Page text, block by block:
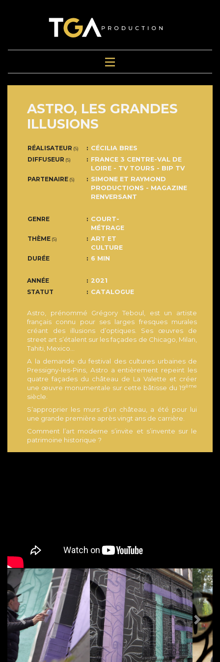
ASTRO, LES GRANDES
ILLUSIONS
RÉALISATEUR (S)
CÉCILIA BRES
DIFFUSEUR (S)
FRANCE 3 CENTRE-VAL DE
LOIRE - TV TOURS - BIP TV
PARTENAIRE (S)
SIMONE ET RAYMOND
PRODUCTIONS - MAGAZINE
RENVERSANT
GENRE
COURT-
MÉTRAGE
THÈME (S)
ART ET
CULTURE
DURÉE
6 MIN
ANNÉE
2021
STATUT
CATALOGUE
Astro, prénommé Grégory Teboul, est un artiste
français connu pour ses larges fresques murales
créant des illusions d’optiques. Ses œuvres de
street art s’étalent sur les façades de Chicago, Milan,
Tahiti, Mexico...
A la demande du festival des cultures urbaines de
Pressigny-les-Pins, Astro a entièrement repeint les
quatre façades du château de La Valette et créer
une œuvre monumentale sur cette bâtisse du 19ème
siècle.
S’approprier les murs d’un château, a été pour lui
une grande première après vingt ans de carrière.
Comment l’art moderne s’invite et s’invente sur le
patrimoine historique ?
PREVIOUS